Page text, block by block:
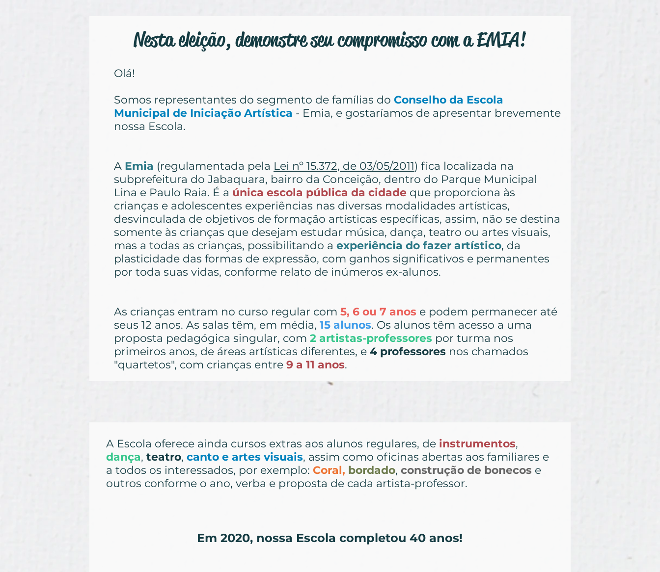
Nesta eleição, demonstre seu compromisso com a EMIA!
Olá!
Somos representantes do segmento de famílias do Conselho da Escola
Municipal de Iniciação Artística - Emia, e gostaríamos de apresentar brevemente
nossa Escola.
A Emia (regulamentada pela Lei nº 15.372, de 03/05/2011) fica localizada na
subprefeitura do Jabaquara, bairro da Conceição, dentro do Parque Municipal
Lina e Paulo Raia. É a única escola pública da cidade que proporciona às
crianças e adolescentes experiências nas diversas modalidades artísticas,
desvinculada de objetivos de formação artísticas específicas, assim, não se destina
somente às crianças que desejam estudar música, dança, teatro ou artes visuais,
mas a todas as crianças, possibilitando a experiência do fazer artístico, da
plasticidade das formas de expressão, com ganhos significativos e permanentes
por toda suas vidas, conforme relato de inúmeros ex-alunos.
As crianças entram no curso regular com 5, 6 ou 7 anos e podem permanecer até
seus 12 anos. As salas têm, em média, 15 alunos. Os alunos têm acesso a uma
proposta pedagógica singular, com 2 artistas-professores por turma nos
primeiros anos, de áreas artísticas diferentes, e 4 professores nos chamados
"quartetos", com crianças entre 9 a 11 anos.
A Escola oferece ainda cursos extras aos alunos regulares, de instrumentos,
dança, teatro, canto e artes visuais, assim como oficinas abertas aos familiares e
a todos os interessados, por exemplo: Coral, bordado, construção de bonecos e
outros conforme o ano, verba e proposta de cada artista-professor.
Em 2020, nossa Escola completou 40 anos!